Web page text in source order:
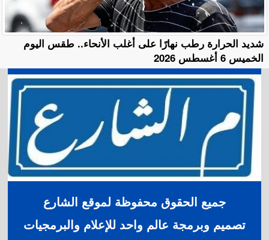
​شديد الحرارة رطب نهارًا على أغلب الأنحاء.. طقس اليوم
الخميس 6 أغسطس 2026
جميع الحقوق محفوظة لموقع الشارع
تصميم وبرمجة عالم واحد للإعلام والبرمجيات